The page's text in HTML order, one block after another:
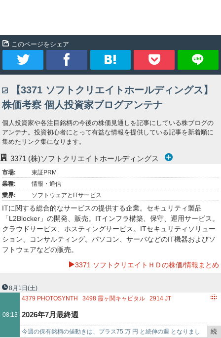
このページをシェア
イ
ー
ト
ェ
ア
ッ
ク
マ
ー
ク
【3371 ソフトクリエイトホールディングス】
株価考察 個人投資家ブログアンテナ
個人投資家や各注目銘柄の今後の株価見通しを記事にしている株ブログの
アンテナ。投資初心者にとって有益な情報を提供している記事を新着順に
集めたリンク集になります。
3371 (株)ソフトクリエイトホールディングス
市場:
東証PRM
業種:
情報・通信
業界:
ソフトウェアとITサービス
ITに関する総合的なサービスの提供する企業。セキュリティ製品
「L2Blocker」の開発、販売。ITインフラ構築、保守、運用サービス。
クラウドサービス、ホスティングサービス。ITセキュリティソリュー
ション、コンサルティング。パソコン、サーバなどのIT機器およびソ
フトウェアなどの販売。
3371 ソフトクリエイトＨＤの株価/情報まとめ
8月1日 (土)
08:13
4379 PHOTOSYNTH 3498 霞ヶ関キャピタル 2914 JT
RYODEN 9467
三菱HCキャピタル
5589オートサーバー 3984 ユーザーローカル 8081カナデン
2026年7月最終週
今週の保有銘柄の値動きは、プラス75 万 円 と続伸の週 となりまし
続